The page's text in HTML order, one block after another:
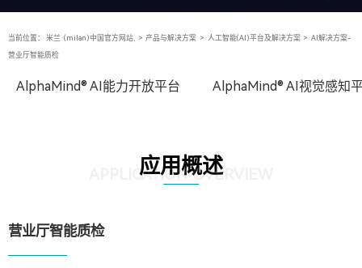
当前位置： 米兰·(milan)中国官方网站, > 产品与解决方案 > 人工智能(AI)平台及解决方案 > AI解决方案-
营业厅智能质检
AlphaMind® AI能力开放平台 AlphaMind® AI视觉感知
应用概述
APPLICATION OVERVIEW
营业厅智能质检